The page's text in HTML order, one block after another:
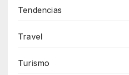
Tendencias
Travel
Turismo